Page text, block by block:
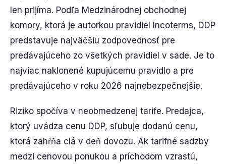
len prijíma. Podľa Medzinárodnej obchodnej
komory, ktorá je autorkou pravidiel Incoterms, DDP
predstavuje najväčšiu zodpovednosť pre
predávajúceho zo všetkých pravidiel v sade. Je to
najviac naklonené kupujúcemu pravidlo a pre
predávajúceho v roku 2026 najnebezpečnejšie.
Riziko spočíva v neobmedzenej tarife. Predajca,
ktorý uvádza cenu DDP, sľubuje dodanú cenu,
ktorá zahŕňa clá v deň dovozu. Ak tarifné sadzby
medzi cenovou ponukou a príchodom vzrastú,